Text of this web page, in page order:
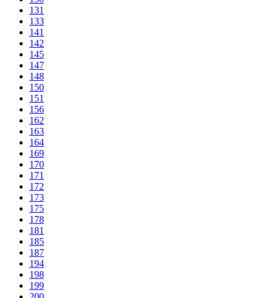
131
133
141
142
145
147
148
150
151
156
162
163
164
169
170
171
172
173
175
178
181
185
187
194
198
199